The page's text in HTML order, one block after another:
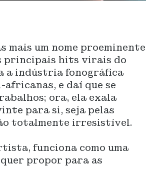
mais um nome proeminente
principais hits virais do
a indústria fonográfica
e daí que se
ora, ela exala
para si, seja pelas
totalmente irresistível.
funciona como uma
propor para as